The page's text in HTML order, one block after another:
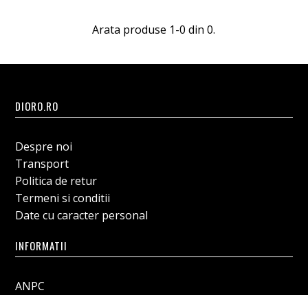
Arata produse 1-0 din 0.
DIORO.RO
Despre noi
Transport
Politica de retur
Termeni si conditii
Date cu caracter personal
INFORMATII
ANPC